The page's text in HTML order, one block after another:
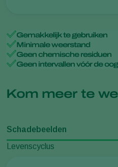
Gemakkelijk te gebruiken
Minimale weerstand
Geen chemische residuen
Geen intervallen vóór de
Kom meer te
Schadebeelden
Levenscyclus